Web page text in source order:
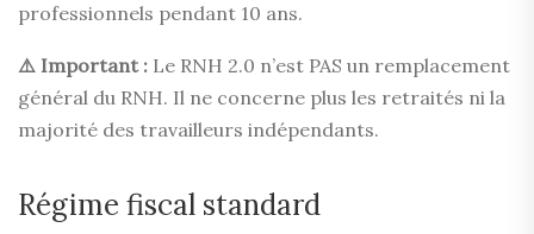
professionnels pendant 10 ans.
⚠️ Important : Le RNH 2.0 n’est PAS un remplacement
général du RNH. Il ne concerne plus les retraités ni la
majorité des travailleurs indépendants.
Régime fiscal standard